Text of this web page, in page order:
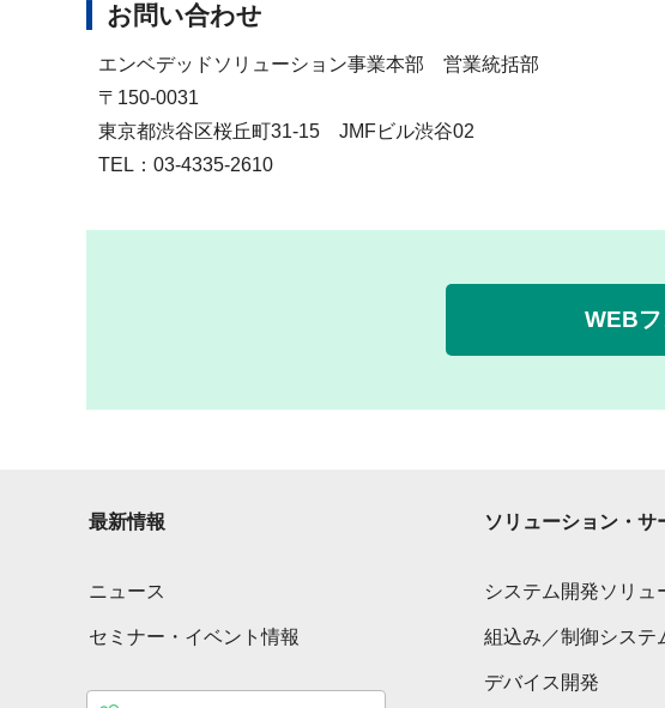
お問い合わせ
エンベデッドソリューション事業本部 営業統括部
〒150-0031
東京都渋谷区桜丘町31-15 JMFビル渋谷02
TEL：03-4335-2610
WEBフ
最新情報
ニュース
セミナー・イベント情報
ソリューション・サ
システム開発ソリュ
組込み／制御システ
デバイス開発